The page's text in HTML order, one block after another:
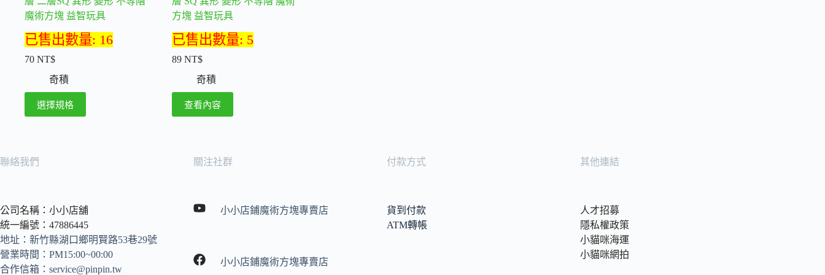
魔術方塊 益智玩具
已售出數量: 16
70 NT$
奇積
選擇規格
產
多
式。
可
在
產
品
方塊 益智玩具
已售出數量: 5
89 NT$
奇積
查看內容
聯絡我們
公司名稱：小小店舖
統一編號：47886445
地址：新竹縣湖口鄉明賢路53巷29號
營業時間：PM15:00~00:00
合作信箱： service@pinpin.tw
關注社群
小小店鋪魔術方塊專賣店
小小店鋪魔術方塊專賣店
付款方式
貨到付款
ATM轉帳
其他連結
人才招募
隱私權政策
小貓咪海運
小貓咪網拍